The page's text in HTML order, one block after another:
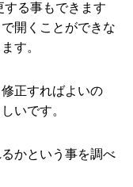
る事もできます
開くことができな
す。
正すればよいの
いです。
かという事を調べ